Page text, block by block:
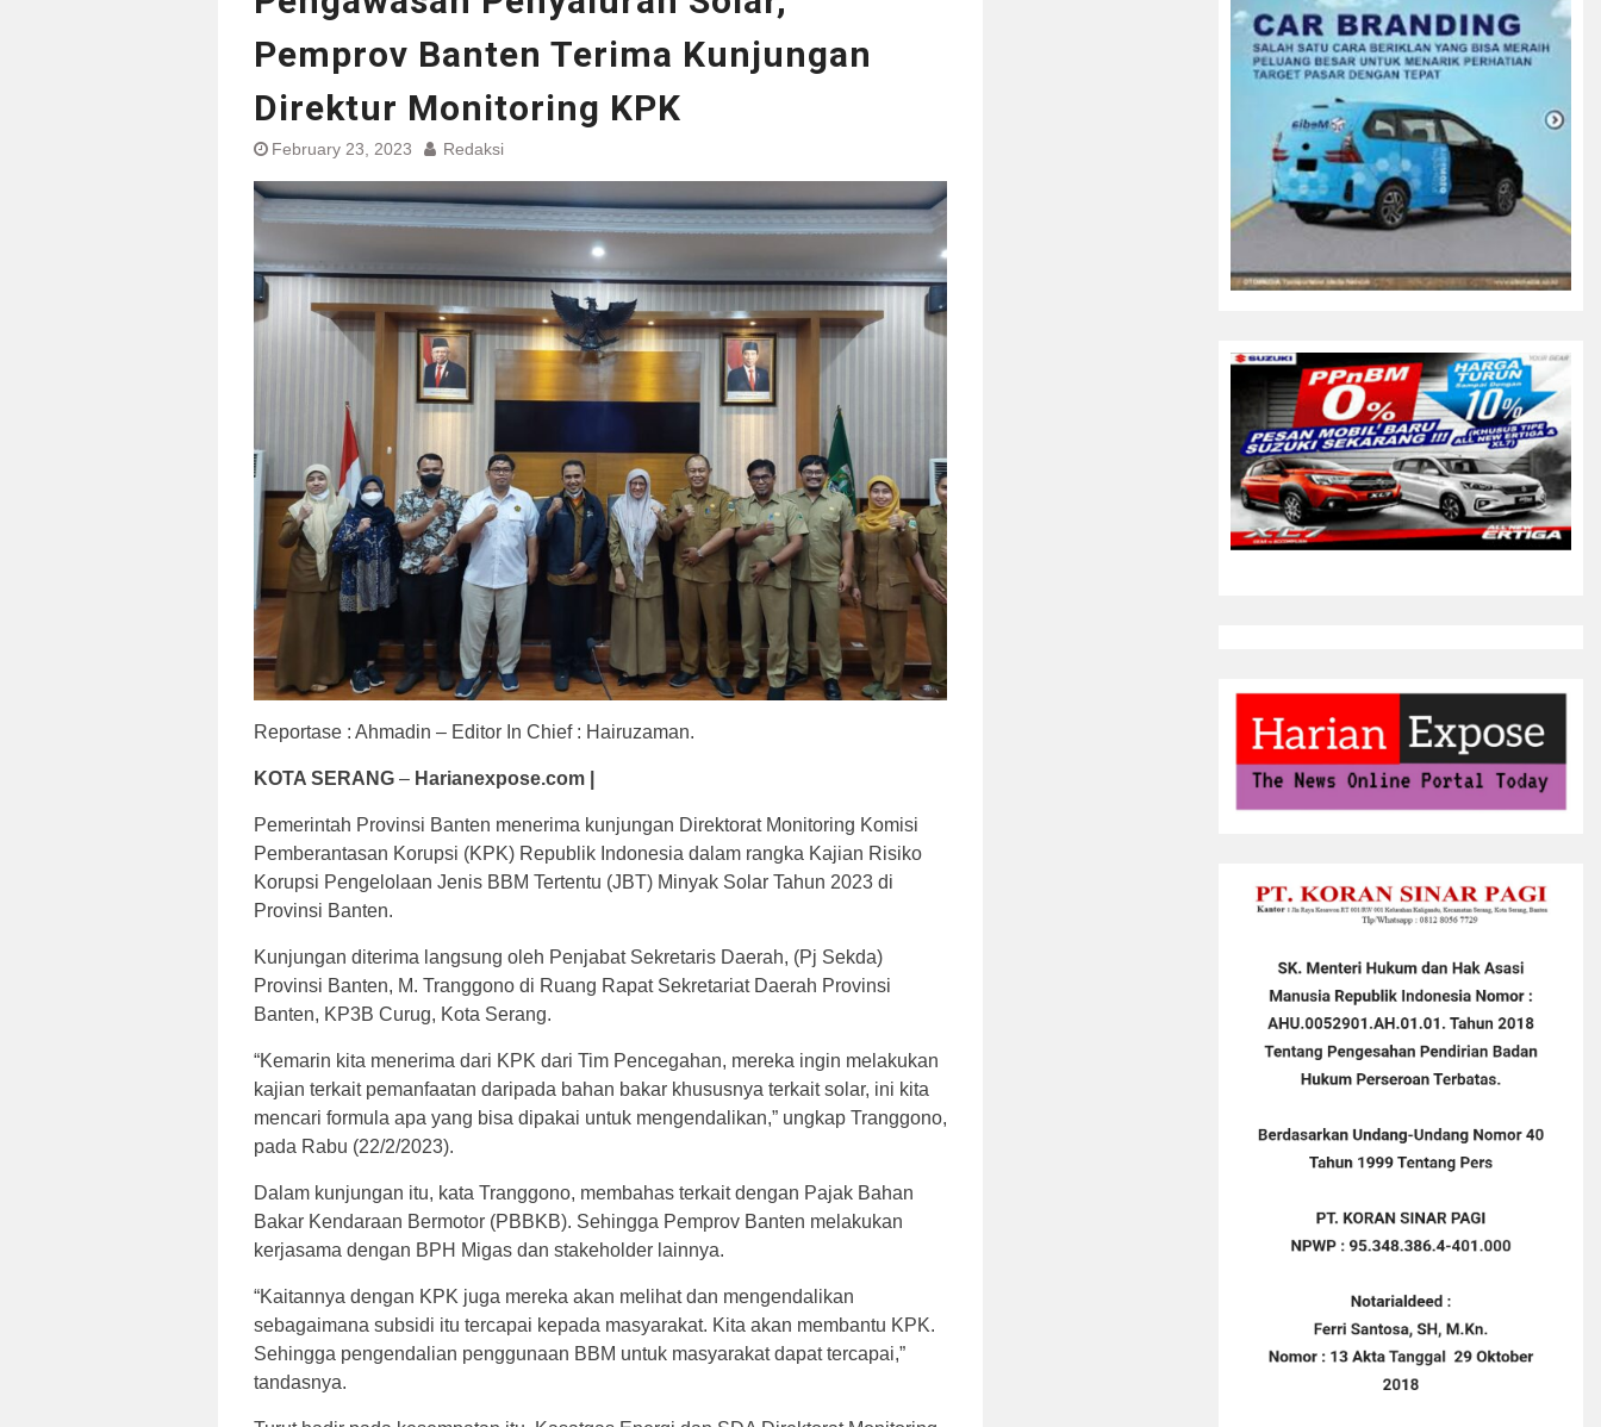
Pemprov Banten Terima Kunjungan
Direktur Monitoring KPK
February 23, 2023 Redaksi
Reportase : Ahmadin – Editor In Chief : Hairuzaman.
KOTA SERANG – Harianexpose.com |
Pemerintah Provinsi Banten menerima kunjungan Direktorat Monitoring Komisi
Pemberantasan Korupsi (KPK) Republik Indonesia dalam rangka Kajian Risiko
Korupsi Pengelolaan Jenis BBM Tertentu (JBT) Minyak Solar Tahun 2023 di
Provinsi Banten.
Kunjungan diterima langsung oleh Penjabat Sekretaris Daerah, (Pj Sekda)
Provinsi Banten, M. Tranggono di Ruang Rapat Sekretariat Daerah Provinsi
Banten, KP3B Curug, Kota Serang.
“Kemarin kita menerima dari KPK dari Tim Pencegahan, mereka ingin melakukan
kajian terkait pemanfaatan daripada bahan bakar khususnya terkait solar, ini kita
mencari formula apa yang bisa dipakai untuk mengendalikan,” ungkap Tranggono,
pada Rabu (22/2/2023).
Dalam kunjungan itu, kata Tranggono, membahas terkait dengan Pajak Bahan
Bakar Kendaraan Bermotor (PBBKB). Sehingga Pemprov Banten melakukan
kerjasama dengan BPH Migas dan stakeholder lainnya.
“Kaitannya dengan KPK juga mereka akan melihat dan mengendalikan
sebagaimana subsidi itu tercapai kepada masyarakat. Kita akan membantu KPK.
Sehingga pengendalian penggunaan BBM untuk masyarakat dapat tercapai,”
tandasnya.